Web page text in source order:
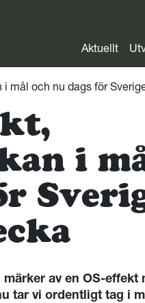
Aktuellt
mål och nu dags för
i
av en OS-
tar vi ordentligt tag i